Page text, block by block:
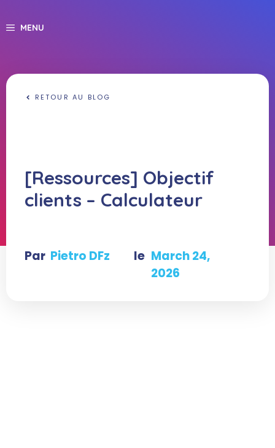
to
MENU
RETOUR AU BLOG
[Ressources] Objectif
clients – Calculateur
Par Pietro DFz le March 24,
2026